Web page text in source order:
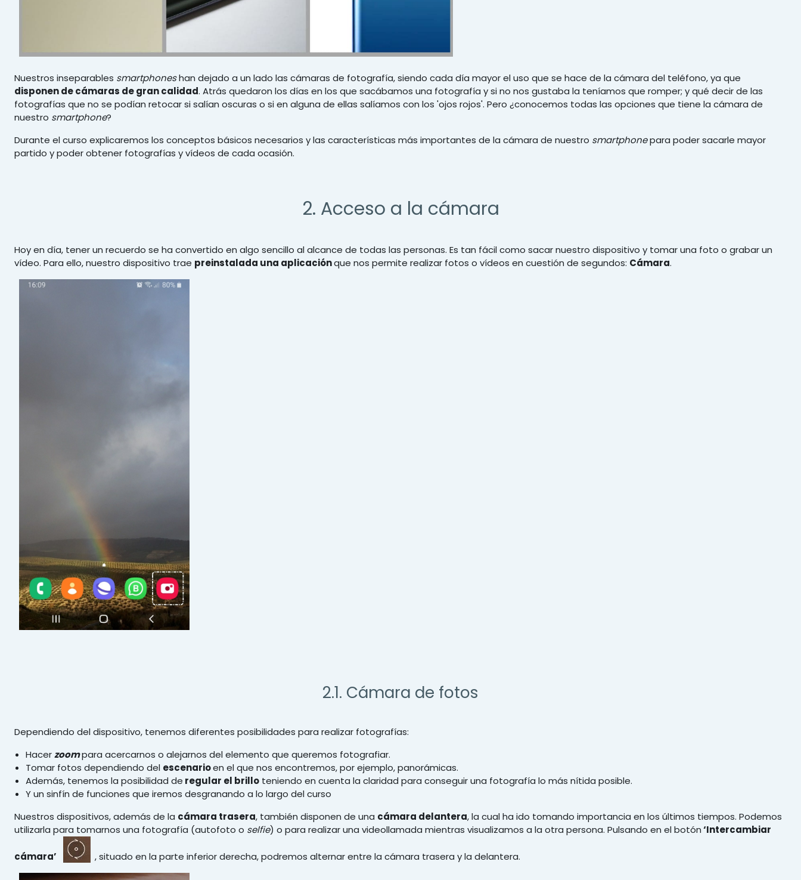
Nuestros inseparables smartphoneshan dejado a un lado las cámaras de fotografía, siendo cada día mayor el uso que se hace de la cámara del teléfono, ya que
disponen de cámaras de gran calidad. Atrás quedaron los días en los que sacábamos una fotografía y si no nos gustaba la teníamos que romper; y qué decir de las
fotografías que no se podían retocar si salían oscuras o si en alguna de ellas salíamos con los 'ojos rojos'. Pero ¿conocemos todas las opciones que tiene la cámara de
nuestro smartphone?
Durante el curso explicaremos los conceptos básicos necesarios y las características más importantes de la cámara de nuestro smartphonepara poder sacarle mayor
partido y poder obtener fotografías y vídeos de cada ocasión.
2. Acceso a la cámara
Hoy en día, tener un recuerdo se ha convertido en algo sencillo al alcance de todas las personas. Es tan fácil como sacar nuestro dispositivo y tomar una foto o grabar un
vídeo. Para ello, nuestro dispositivo trae preinstalada una aplicaciónque nos permite realizar fotos o vídeos en cuestión de segundos: Cámara.
2.1. Cámara de fotos
Dependiendo del dispositivo, tenemos diferentes posibilidades para realizar fotografías:
Hacerzoompara acercarnos o alejarnos del elemento que queremos fotografiar.
Tomar fotos dependiendo del escenarioen el que nos encontremos, por ejemplo, panorámicas.
Además, tenemos la posibilidad de regular el brillo teniendo en cuenta la claridad para conseguir una fotografía lo más nítida posible.
Y un sinfín de funciones que iremos desgranando a lo largo del curso
Nuestros dispositivos, además de la cámara trasera, también disponen de una cámara delantera, la cual ha ido tomando importancia en los últimos tiempos. Podemos
utilizarla para tomarnos una fotografía (autofoto o selfie) o para realizar una videollamada mientras visualizamos a la otra persona. Pulsando en el botón‘Intercambiar
cámara’ , situado en la parte inferior derecha, podremos alternar entre la cámara trasera y la delantera.